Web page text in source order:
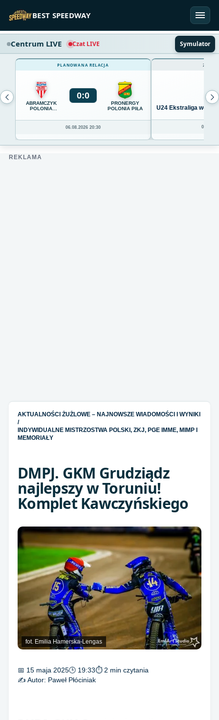
BEST SPEEDWAY
Centrum LIVE Czat LIVE Symulator
PLANOWANA RELACJA
ABRAMCZYK
POLONIA
0:0
PRONERGY
POLONIA PIŁA
06.08.2026 20:30
U24 Ekstraliga we
REKLAMA
AKTUALNOŚCI ŻUŻLOWE – NAJNOWSZE WIADOMOŚCI I WYNIKI
/
INDYWIDUALNE MISTRZOSTWA POLSKI, ZKJ, PGE IMME, MIMP I
MEMORIAŁY
DMPJ. GKM Grudziądz
najlepszy w Toruniu!
Komplet Kawczyńskiego
fot. Emilia Hamerska-Lengas
📅 15 maja 2025🕒 19:33⏱ 2 min czytania
✍️ Autor: Paweł Płóciniak